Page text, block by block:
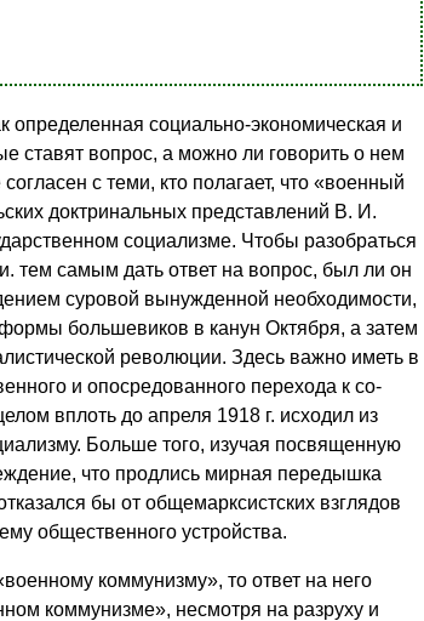
определенная социально-экономическая и
ставят вопрос, а можно ли говорить о нем
с теми, кто полагает, что «военный
доктринальных пред­ставлений В. И.
социализме. Чтобы разобрать­ся
тем самым дать ответ на вопрос, был ли он
суровой вынужденной необходимости,
большевиков в канун Октября, а затем
революции. Здесь важно иметь в
и опосредованного перехода к со­
вплоть до апреля 1918 г. исходил из
Больше того, изучая посвященную
что про­длись мирная передышка
бы от общемарксистских взглядов
общественного устройства.
коммунизму», то ответ на него
коммуниз­ме», несмотря на разруху и